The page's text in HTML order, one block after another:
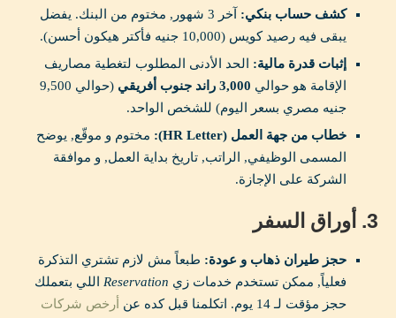
كشف حساب بنكي:
آخر 3 شهور, مختوم من البنك. يفضل
يبقى فيه رصيد كويس (10,000 جنيه فأكتر هيكون أحسن).
إثبات قدرة مالية: الحد الأدنى المطلوب لتغطية مصاريف
الإقامة هو حوالي 3,000 راند جنوب أفريقي
(حوالي 9,500
جنيه مصري بسعر اليوم) للشخص الواحد.
خطاب من جهة العمل (HR Letter):
مختوم و موقّع, يوضح
المسمى الوظيفي, الراتب, تاريخ بداية العمل, و موافقة
الشركة على الإجازة.
3. أوراق السفر
حجز طيران ذهاب و عودة: طبعاً مش لازم تشتري التذكرة
فعلياً, ممكن تستخدم خدمات زي Reservation اللي بتعملك
حجز مؤقت لـ 14 يوم. اتكلمنا قبل كده عن
أرخص شركات